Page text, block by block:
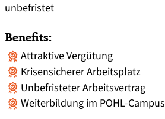
unbefristet
Benefits:
Attraktive Vergütung
Krisensicherer Arbeitsplatz
Unbefristeter Arbeitsvertrag
Weiterbildung im POHL-Campus